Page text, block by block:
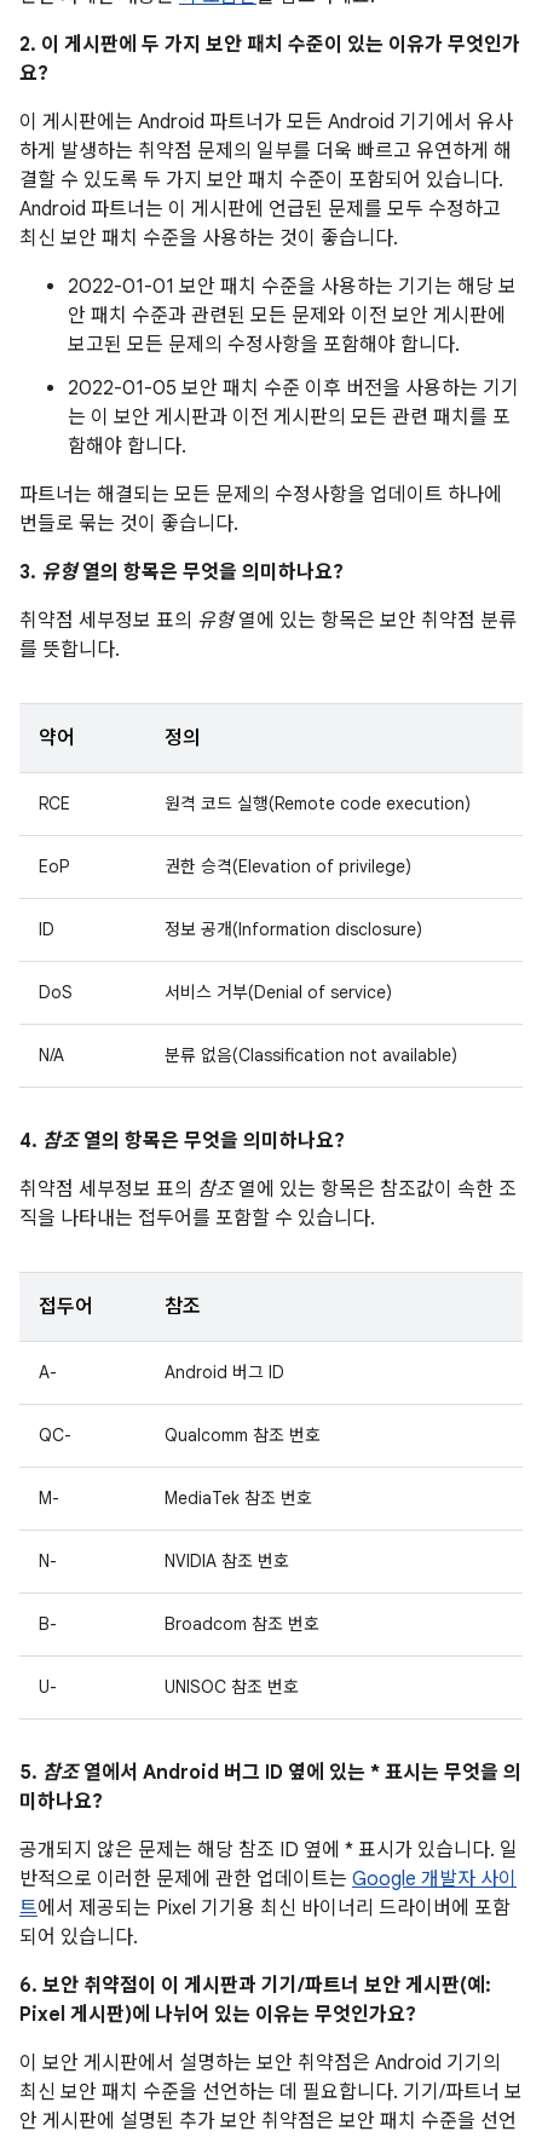
2. 이 게시판에 두 가지 보안 패치 수준이 있는 이유가 무엇인가
요?
이 게시판에는 Android 파트너가 모든 Android 기기에서 유사
하게 발생하는 취약점 문제의 일부를 더욱 빠르고 유연하게 해
결할 수 있도록 두 가지 보안 패치 수준이 포함되어 있습니다.
Android 파트너는 이 게시판에 언급된 문제를 모두 수정하고
최신 보안 패치 수준을 사용하는 것이 좋습니다.
2022-01-01 보안 패치 수준을 사용하는 기기는 해당 보
안 패치 수준과 관련된 모든 문제와 이전 보안 게시판에
보고된 모든 문제의 수정사항을 포함해야 합니다.
2022-01-05 보안 패치 수준 이후 버전을 사용하는 기기
는 이 보안 게시판과 이전 게시판의 모든 관련 패치를 포
함해야 합니다.
파트너는 해결되는 모든 문제의 수정사항을 업데이트 하나에
번들로 묶는 것이 좋습니다.
3. 유형열의 항목은 무엇을 의미하나요?
취약점 세부정보 표의 유형열에 있는 항목은 보안 취약점 분류
를 뜻합니다.
약어 정의
RCE 원격 코드 실행(Remote code execution)
EoP 권한 승격(Elevation of privilege)
ID 정보 공개(Information disclosure)
DoS 서비스 거부(Denial of service)
N/A 분류 없음(Classification not available)
4. 참조열의 항목은 무엇을 의미하나요?
취약점 세부정보 표의 참조열에 있는 항목은 참조값이 속한 조
직을 나타내는 접두어를 포함할 수 있습니다.
접두어 참조
A- Android 버그 ID
QC- Qualcomm 참조 번호
M- MediaTek 참조 번호
N- NVIDIA 참조 번호
B- Broadcom 참조 번호
U- UNISOC 참조 번호
5. 참조열에서 Android 버그 ID 옆에 있는 * 표시는 무엇을 의
미하나요?
공개되지 않은 문제는 해당 참조 ID 옆에 * 표시가 있습니다. 일
반적으로 이러한 문제에 관한 업데이트는 Google 개발자 사이
트에서 제공되는 Pixel 기기용 최신 바이너리 드라이버에 포함
되어 있습니다.
6. 보안 취약점이 이 게시판과 기기/파트너 보안 게시판(예:
Pixel 게시판)에 나뉘어 있는 이유는 무엇인가요?
이 보안 게시판에서 설명하는 보안 취약점은 Android 기기의
최신 보안 패치 수준을 선언하는 데 필요합니다. 기기/파트너 보
안 게시판에 설명된 추가 보안 취약점은 보안 패치 수준을 선언